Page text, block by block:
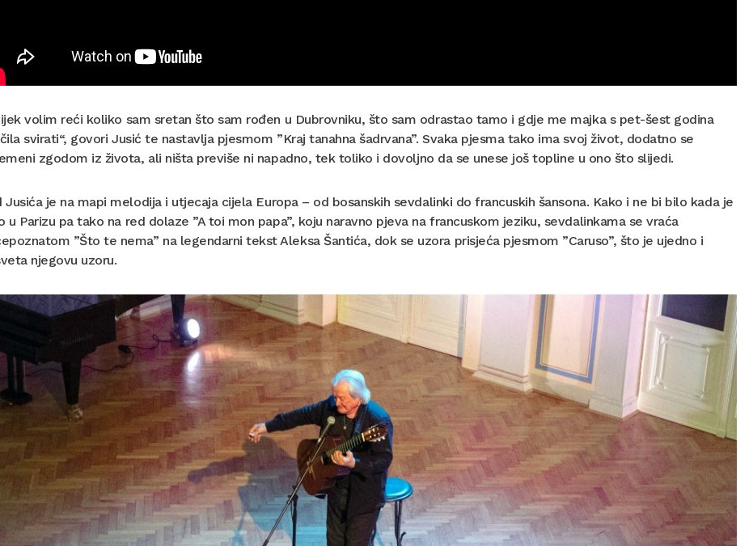
volim reći koliko sam sretan što sam rođen u Dubrovniku, što sam odrastao tamo i gdje me majka s pet-šest godina
svirati“, govori Jusić te nastavlja pjesmom ”Kraj tanahna šadrvana”. Svaka pjesma tako ima svoj život, dodatno se
zgodom iz života, ali ništa previše ni napadno, tek toliko i dovoljno da se unese još topline u ono što slijedi.
Jusića je na mapi melodija i utjecaja cijela Europa – od bosanskih sevdalinki do francuskih šansona. Kako i ne bi bilo kada je
u Parizu pa tako na red dolaze ”A toi mon papa”, koju naravno pjeva na francuskom jeziku, sevdalinkama se vraća
”Što te nema” na legendarni tekst Aleksa Šantića, dok se uzora prisjeća pjesmom ”Caruso”, što je ujedno i
njegovu uzoru.